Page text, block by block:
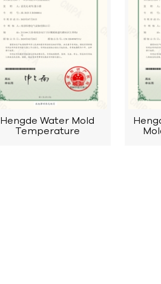
Hengde Water Mold
Temperature